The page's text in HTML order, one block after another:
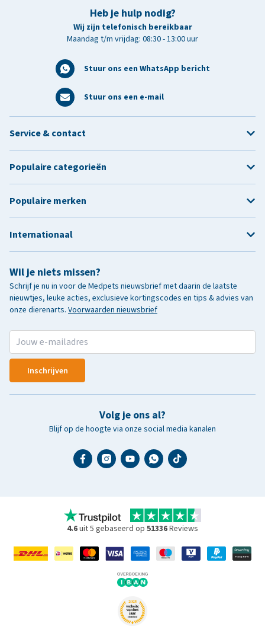
Heb je hulp nodig?
Wij zijn telefonisch bereikbaar
Maandag t/m vrijdag: 08:30 - 13:00 uur
Stuur ons een WhatsApp bericht
Stuur ons een e-mail
Wil je niets missen?
Schrijf je nu in voor de Medpets nieuwsbrief met daarin de laatste
nieuwtjes, leuke acties, exclusieve kortingscodes en tips & advies van
onze dierenarts. Voorwaarden nieuwsbrief
Inschrijven
Volg je ons al?
Blijf op de hoogte via onze social media kanalen
Service & contact
Populaire categorieën
Populaire merken
Internationaal
4.6uit 5 gebaseerd op 51336Reviews